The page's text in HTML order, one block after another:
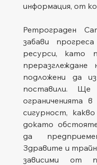
информация, от
Ретрограден
забави
ресурси, като
подложени да
поставили. Ще
ограниченията
сигурност,
докато
да
Здравите и
зависими от